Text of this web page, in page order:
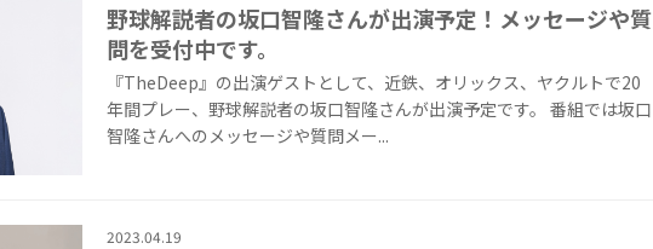
野球解説者の坂口智隆さんが出演予定！メッセージや質
問を受付中です。
『TheDeep』の出演ゲストとして、近鉄、オリックス、ヤクルトで20
年間プレー、野球解説者の坂口智隆さんが出演予定です。 番組では坂口
智隆さんへのメッセージや質問メー...
2023.04.19